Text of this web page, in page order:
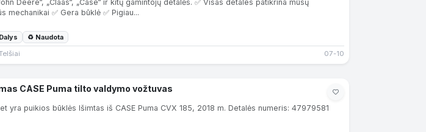
Deere“, „Claas“, „Case“ ir kitų gamintojų detalės. ✅ Visas detales patikrina mūsų
mechanikai ✅ Gera būklė ✅ Pigiau...
♻ Naudota
07-10
CASE Puma tilto valdymo vožtuvas
yra puikios būklės Išimtas iš CASE Puma CVX 185, 2018 m. Detalės numeris: 47979581